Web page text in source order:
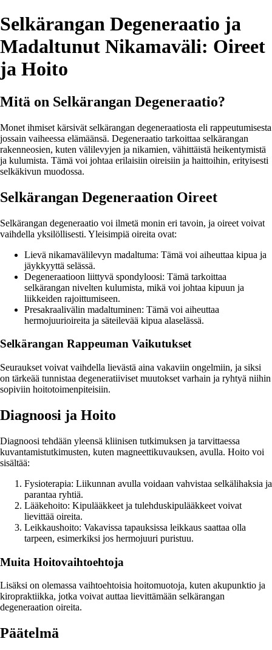
Selkärangan Degeneraatio ja
Madaltunut Nikamaväli: Oireet
ja Hoito
Mitä on Selkärangan Degeneraatio?
Monet ihmiset kärsivät selkärangan degeneraatiosta eli rappeutumisesta
jossain vaiheessa elämäänsä. Degeneraatio tarkoittaa selkärangan
rakenneosien, kuten välilevyjen ja nikamien, vähittäistä heikentymistä
ja kulumista. Tämä voi johtaa erilaisiin oireisiin ja haittoihin, erityisesti
selkäkivun muodossa.
Selkärangan Degeneraation Oireet
Selkärangan degeneraatio voi ilmetä monin eri tavoin, ja oireet voivat
vaihdella yksilöllisesti. Yleisimpiä oireita ovat:
Lievä nikamavälilevyn madaltuma: Tämä voi aiheuttaa kipua ja
jäykkyyttä selässä.
Degeneraatioon liittyvä spondyloosi: Tämä tarkoittaa
selkärangan nivelten kulumista, mikä voi johtaa kipuun ja
liikkeiden rajoittumiseen.
Presakraalivälin madaltuminen: Tämä voi aiheuttaa
hermojuurioireita ja säteilevää kipua alaselässä.
Selkärangan Rappeuman Vaikutukset
Seuraukset voivat vaihdella lievästä aina vakaviin ongelmiin, ja siksi
on tärkeää tunnistaa degeneratiiviset muutokset varhain ja ryhtyä niihin
sopiviin hoitotoimenpiteisiin.
Diagnoosi ja Hoito
Diagnoosi tehdään yleensä kliinisen tutkimuksen ja tarvittaessa
kuvantamistutkimusten, kuten magneettikuvauksen, avulla. Hoito voi
sisältää:
Fysioterapia: Liikunnan avulla voidaan vahvistaa selkälihaksia ja
parantaa ryhtiä.
Lääkehoito: Kipulääkkeet ja tulehduskipulääkkeet voivat
lievittää oireita.
Leikkaushoito: Vakavissa tapauksissa leikkaus saattaa olla
tarpeen, esimerkiksi jos hermojuuri puristuu.
Muita Hoitovaihtoehtoja
Lisäksi on olemassa vaihtoehtoisia hoitomuotoja, kuten akupunktio ja
kiropraktiikka, jotka voivat auttaa lievittämään selkärangan
degeneraation oireita.
Päätelmä